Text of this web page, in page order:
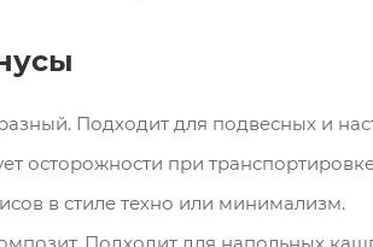
Подходит для подвесных и
осторожности при
в стиле техно или минимализм.